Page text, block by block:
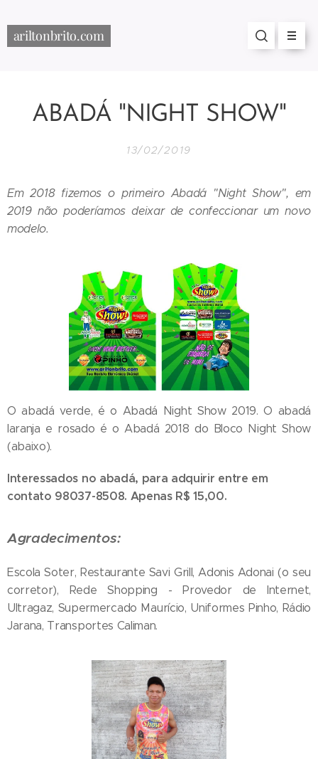
ariltonbrito.com
ABADÁ "NIGHT SHOW"
13/02/2019
Em 2018 fizemos o primeiro Abadá "Night Show", em
2019 não poderíamos deixar de confeccionar um novo
modelo.
O abadá verde, é o Abadá Night Show 2019. O abadá
laranja e rosado é o Abadá 2018 do Bloco Night Show
(abaixo).
Interessados no abadá, para adquirir entre em
contato 98037-8508. Apenas R$ 15,00.
Agradecimentos:
Escola Soter, Restaurante Savi Grill, Adonis Adonai (o seu
corretor), Rede Shopping - Provedor de Internet,
Ultragaz, Supermercado Maurício, Uniformes Pinho, Rádio
Jarana, Transportes Caliman.